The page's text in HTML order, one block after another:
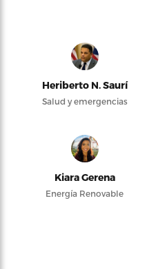
Heriberto N. Saurí
Salud y emergencias
Kiara Gerena
Energía Renovable